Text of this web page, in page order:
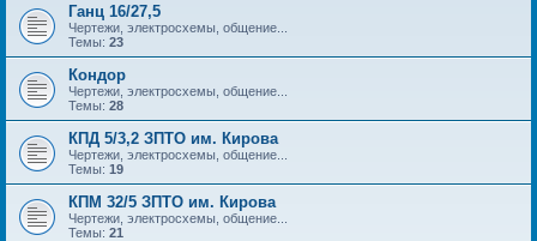
Ганц 16/27,5
Чертежи, электросхемы, общение...
Темы: 23
Кондор
Чертежи, электросхемы, общение...
Темы: 28
КПД 5/3,2 ЗПТО им. Кирова
Чертежи, электросхемы, общение...
Темы: 19
КПМ 32/5 ЗПТО им. Кирова
Чертежи, электросхемы, общение...
Темы: 21